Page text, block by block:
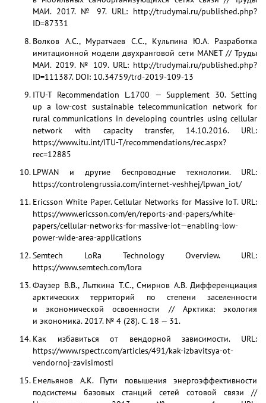
МАИ. 2017. № 97. URL: http://trudymai.ru/published.php?
ID=87331
Волков А.С., Муратчаев С.С., Кульпина Ю.А. Разработка
имитационной модели двухранговой сети MANET // Труды
МАИ. 2019. № 109. URL: http://trudymai.ru/published.php?
ID=111387. DOI: 10.34759/trd-2019-109-13
ITU-T Recommendation L.1700 — Supplement 30. Setting
up a low-cost sustainable telecommunication network for
rural communications in developing countries using cellular
network with capacity transfer, 14.10.2016. URL:
https://www.itu.int/ITU-T/recommendations/rec.aspx?
rec=12885
LPWAN и другие беспроводные технологии. URL:
https://controlengrussia.com/internet-veshhej/lpwan_iot/
Ericsson White Paper. Cellular Networks for Massive IoT. URL:
https://www.ericsson.com/en/reports-and-papers/white-
papers/cellular-networks-for-massive-iot—enabling-low-
power-wide-area-applications
Semtech LoRa Technology Overview. URL:
https://www.semtech.com/lora
Фаузер В.В., Лыткина Т.С., Смирнов А.В. Дифференциация
арктических территорий по степени заселенности
и экономической освоенности // Арктика: экология
и экономика. 2017. № 4 (28). С. 18 — 31.
Как избавиться от вендорной зависимости. URL:
https://www.rspectr.com/articles/491/kak-izbavitsya-ot-
vendornoj-zavisimosti
Емельянов А.К. Пути повышения энергоэффективности
подсистемы базовых станций сетей сотовой связи //